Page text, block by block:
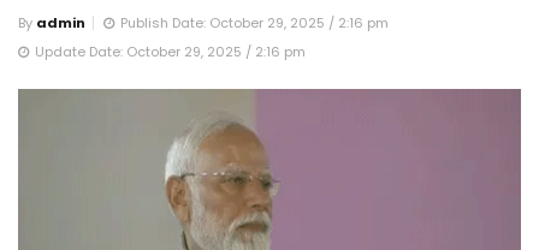
By admin
Publish Date: October 29, 2025 / 2:16 pm
Update Date: October 29, 2025 / 2:16 pm